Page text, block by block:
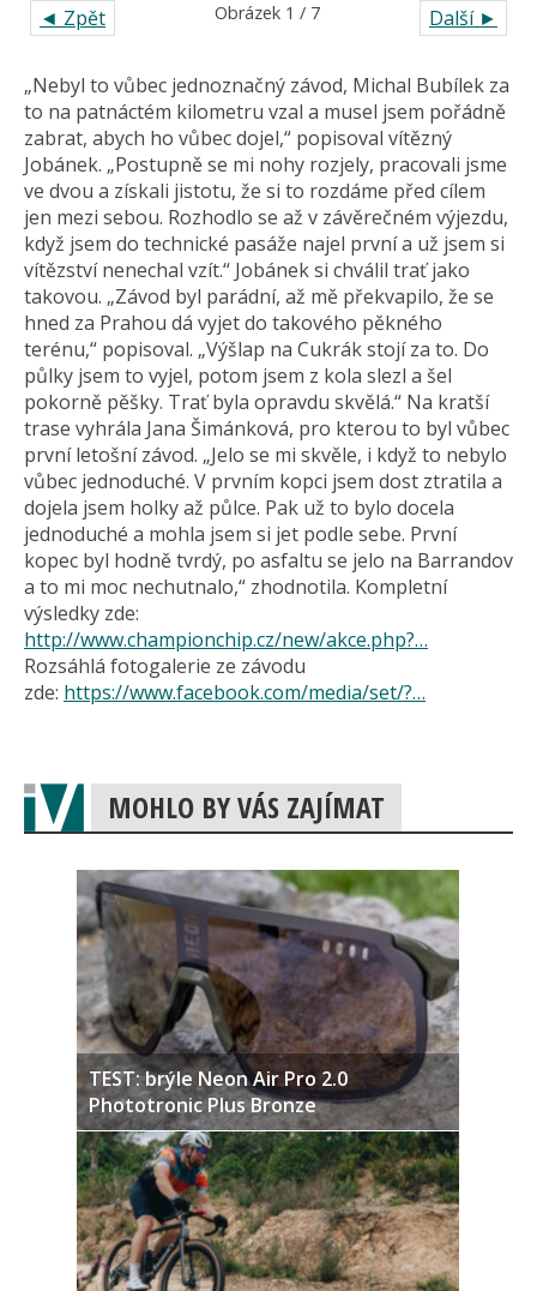
◄ Zpět Další ►
Obrázek 1 / 7
„Nebyl to vůbec jednoznačný závod, Michal Bubílek za
to na patnáctém kilometru vzal a musel jsem pořádně
zabrat, abych ho vůbec dojel,“ popisoval vítězný
Jobánek. „Postupně se mi nohy rozjely, pracovali jsme
ve dvou a získali jistotu, že si to rozdáme před cílem
jen mezi sebou. Rozhodlo se až v závěrečném výjezdu,
když jsem do technické pasáže najel první a už jsem si
vítězství nenechal vzít.“ Jobánek si chválil trať jako
takovou. „Závod byl parádní, až mě překvapilo, že se
hned za Prahou dá vyjet do takového pěkného
terénu,“ popisoval. „Výšlap na Cukrák stojí za to. Do
půlky jsem to vyjel, potom jsem z kola slezl a šel
pokorně pěšky. Trať byla opravdu skvělá.“ Na kratší
trase vyhrála Jana Šimánková, pro kterou to byl vůbec
první letošní závod. „Jelo se mi skvěle, i když to nebylo
vůbec jednoduché. V prvním kopci jsem dost ztratila a
dojela jsem holky až půlce. Pak už to bylo docela
jednoduché a mohla jsem si jet podle sebe. První
kopec byl hodně tvrdý, po asfaltu se jelo na Barrandov
a to mi moc nechutnalo,“ zhodnotila. Kompletní
výsledky zde:
http://www.championchip.cz/new/akce.php?…
Rozsáhlá fotogalerie ze závodu
zde: https://www.facebook.com/media/set/?…
MOHLO BY VÁS ZAJÍMAT
TEST: brýle Neon Air Pro 2.0
Phototronic Plus Bronze